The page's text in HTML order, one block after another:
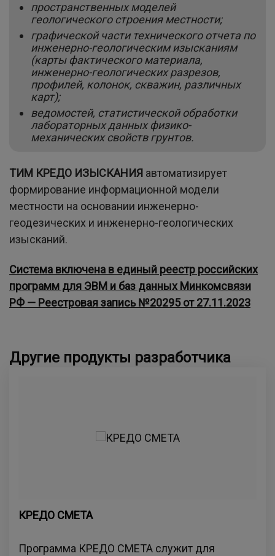
пространственных моделей
геологического строения местности;
графической части технического отчета по
инженерно-геологическим изысканиям
(карты фактического материала,
инженерно-геологических разрезов,
профилей, колонок, скважин, различных
карт);
ведомостей, статистической обработки
лабораторных данных физико-
механических свойств грунтов.
ТИМ КРЕДО ИЗЫСКАНИЯ автоматизирует
формирование информационной модели
местности на основании инженерно-
геодезических и инженерно-геологических
изысканий.
Система включена в единый реестр российских
программ для ЭВМ и баз данных Минкомсвязи
РФ — Реестровая запись №20295 от 27.11.2023
Другие продукты разработчика
КРЕДО СМЕТА
Программа КРЕДО СМЕТА служит для